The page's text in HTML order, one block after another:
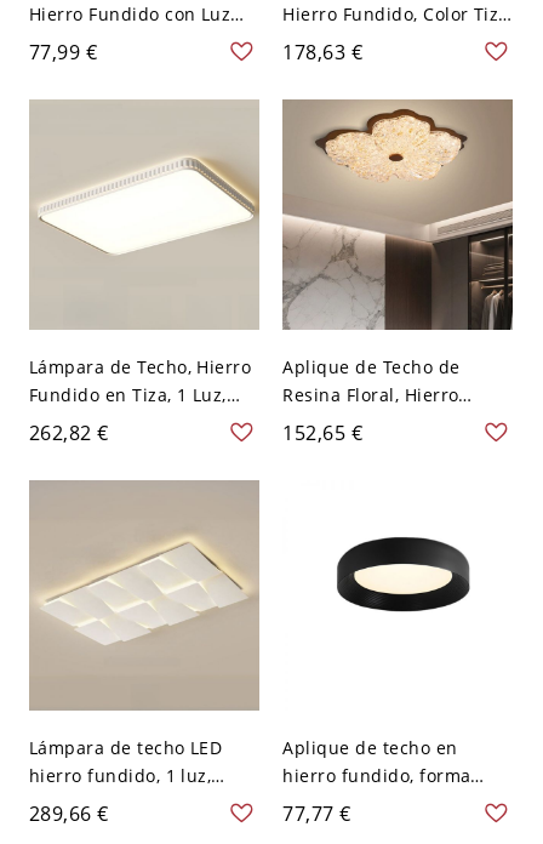
Hierro Fundido con Luz
Pura, Tiza 1 Luz, Pantalla
de Acrílico, LED
Empotrado, 110V-120V,
77,99 €
Hierro Fundido, Color Tiza,
1 Luz, Pantalla Acrílica,
LED Empotrado, Estilo
Moderno, 110V-120V, Tres
Niveles (Luz
Cálida/Blanca/Neutra de
Regulación), Rectangular,
35.5" (90cm)
178,63 €
Lámpara de Techo, Hierro
Fundido en Tiza, 1 Luz,
Pantalla Acrílica, LED
Empotrado Moderno,
110V-120V, Tres Niveles
Rectangular
262,82 €
Aplique de Techo de
Resina Floral, Hierro
Fundido, 1 Luz LED de
Montaje Superficial para
Cálida/Blanca/Neutra de
Regulación), Café, 16"
152,65 €
Lámpara de techo LED
hierro fundido, 1 luz,
pantalla plexiglás, 3
niveles
289,66 €
Aplique de techo en
hierro fundido, forma
angular, color tinta, 1 luz,
pantalla de plexiglás,
77,77 €